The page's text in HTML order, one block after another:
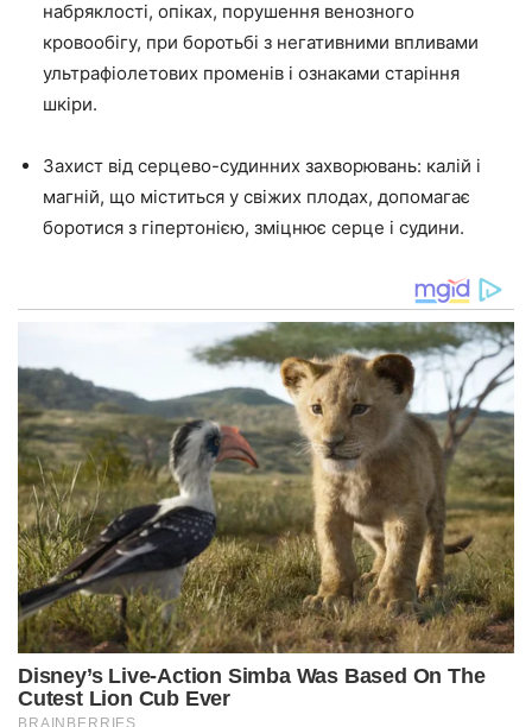
набряклості, опіках, порушення венозного
кровообігу, при боротьбі з негативними впливами
ультрафіолетових променів і ознаками старіння
шкіри.
Захист від серцево-судинних захворювань: калій і
магній, що міститься у свіжих плодах, допомагає
боротися з гіпертонією, зміцнює серце і судини.